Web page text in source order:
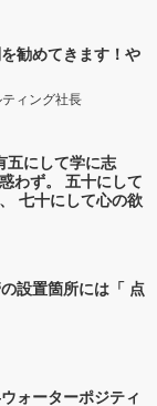
勧めてきます！や
ィング社長
にして学に志
わず。 五十にして
七十にして心の欲
設置箇所には「 点
ォーターポジティ